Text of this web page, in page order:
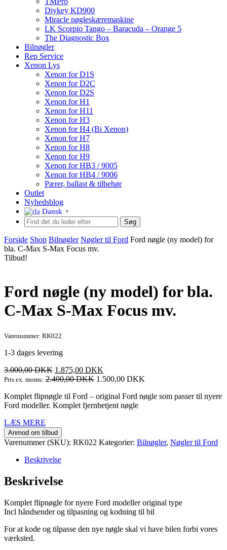
Diykey KD900
Miracle nøgleskæremaskine
LK Scorpio Tango – Baracuda – Orange 5
The Diagnostic Box
Bilnøgler
Rep Service
Xenon Lys
Xenon for D1S
Xenon for D2C
Xenon for D2S
Xenon for H1
Xenon for H11
Xenon for H3
Xenon for H4 (Bi Xenon)
Xenon for H7
Xenon for H8
Xenon for H9
Xenon for HB3 / 9005
Xenon for HB4 / 9006
Pærer, ballast & tilbehør
Outlet
Nyhedsblog
Dansk ▼
Søg
Forside Shop Bilnøgler Nøgler til Ford Ford nøgle (ny model) for
bla. C-Max S-Max Focus mv.
Tilbud!
Ford nøgle (ny model) for bla.
C-Max S-Max Focus mv.
Varenummer: RK022
1-3 dages levering
3.000,00DKK Den
oprindelige
var:
3.000,00 DKK.
1.875,00 DKK
aktuelle
er:
1.875,00 DKK.
Pris ex. moms: 2.400,00DKK 1.500,00 DKK
Komplet flipnøgle til Ford – original Ford nøgle som passer til nyere
Ford modeller. Komplet fjernbetjent nøgle
LÆS MERE
Anmod om tilbud
Varenummer (SKU): RK022 Kategorier: Bilnøgler, Nøgler til Ford
Beskrivelse
Beskrivelse
Komplet flipnøgle for nyere Ford modeller original type
Incl håndsender og tilpasning og kodning til bil
For at kode og tilpasse den nye nøgle skal vi have bilen forbi vores
værksted.